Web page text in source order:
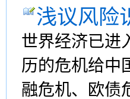
浅议风险
世界经济已进
历的危机给中
融危机、欧债